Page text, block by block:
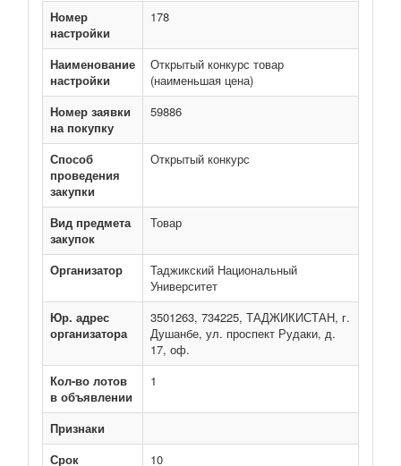
Номер
настройки
178
Наименование
настройки
Открытый конкурс товар
(наименьшая цена)
Номер заявки
на покупку
59886
Способ
проведения
закупки
Открытый конкурс
Вид предмета
закупок
Товар
Организатор
Таджикский Национальный
Университет
Юр. адрес
организатора
3501263, 734225, ТАДЖИКИСТАН, г.
Душанбе, ул. проспект Рудаки, д.
17, оф.
Кол-во лотов
в объявлении
1
Признаки
Срок
10